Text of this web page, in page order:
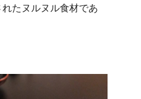
たヌルヌル食材であ